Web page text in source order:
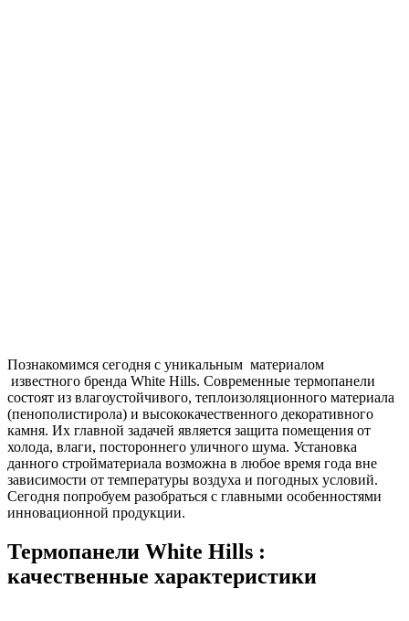
Познакомимся сегодня с уникальным материалом
известного бренда White Hills. Современные термопанели
состоят из влагоустойчивого, теплоизоляционного материала
(пенополистирола) и высококачественного декоративного
камня. Их главной задачей является защита помещения от
холода, влаги, постороннего уличного шума. Установка
данного стройматериала возможна в любое время года вне
зависимости от температуры воздуха и погодных условий.
Сегодня попробуем разобраться с главными особенностями
инновационной продукции.
Термопанели White Hills :
качественные характеристики